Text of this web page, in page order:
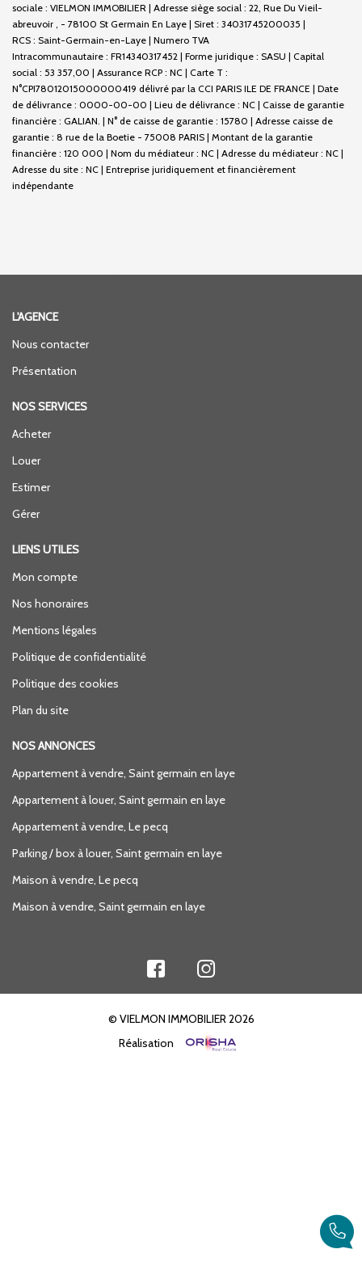
sociale : VIELMON IMMOBILIER | Adresse siège social : 22, Rue Du Vieil-
abreuvoir , - 78100 St Germain En Laye | Siret : 34031745200035 |
RCS : Saint-Germain-en-Laye | Numero TVA
Intracommunautaire : FR14340317452 | Forme juridique : SASU | Capital
social : 53 357,00 | Assurance RCP : NC | Carte T :
N°CPI78012015000000419 délivré par la CCI PARIS ILE DE FRANCE | Date
de délivrance : 0000-00-00 | Lieu de délivrance : NC | Caisse de garantie
financière : GALIAN. | N° de caisse de garantie : 15780 | Adresse caisse de
garantie : 8 rue de la Boetie - 75008 PARIS | Montant de la garantie
financière : 120 000 | Nom du médiateur : NC | Adresse du médiateur : NC |
Adresse du site : NC | Entreprise juridiquement et financièrement
indépendante
L'AGENCE
Nous contacter
Présentation
NOS SERVICES
Acheter
Louer
Estimer
Gérer
LIENS UTILES
Mon compte
Nos honoraires
Mentions légales
Politique de confidentialité
Politique des cookies
Plan du site
NOS ANNONCES
Appartement à vendre, Saint germain en laye
Appartement à louer, Saint germain en laye
Appartement à vendre, Le pecq
Parking / box à louer, Saint germain en laye
Maison à vendre, Le pecq
Maison à vendre, Saint germain en laye
© VIELMON IMMOBILIER 2026
Réalisation